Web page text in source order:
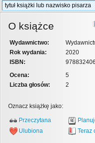
[
O książce
Wydawnictwo:
Rok wydania:
2020
ISBN:
Ocena:
5
Liczba głosów:
2
Oznacz książkę jako:
Przeczytana
Ulubiona
Teraz